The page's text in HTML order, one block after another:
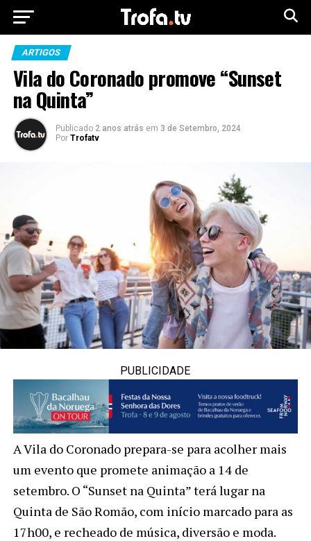
ARTIGOS
Vila do Coronado promove “Sunset
na Quinta”
Publicado 2 anos atrás em 3 de Setembro, 2024
Por Trofatv
PUBLICIDADE
A Vila do Coronado prepara-se para acolher mais
um evento que promete animação a 14 de
setembro. O “Sunset na Quinta” terá lugar na
Quinta de São Romão, com início marcado para as
17h00, e recheado de música, diversão e moda.